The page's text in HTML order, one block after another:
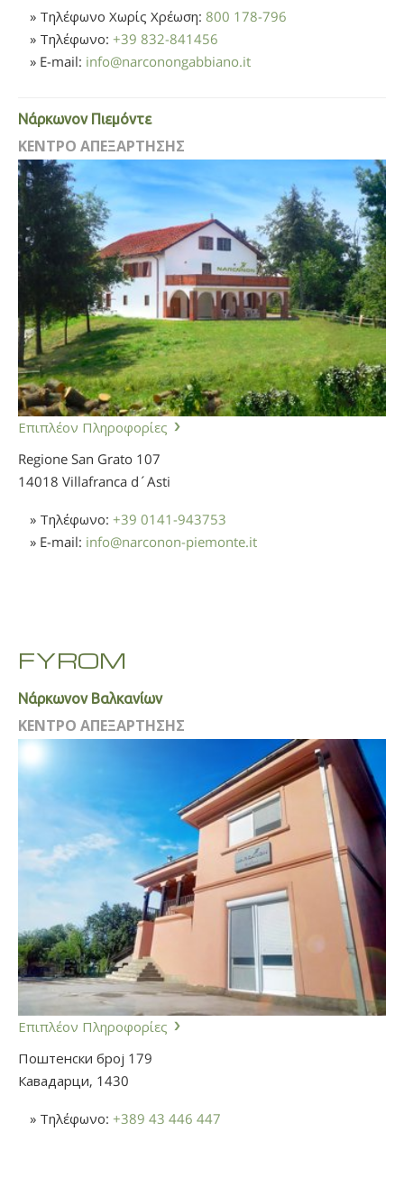
» Τηλέφωνο Χωρίς Χρέωση: 800 178-796
» Τηλέφωνο: +39 832-841456
» E-mail: info@narconongabbiano.it
Νάρκωνον Πιεμόντε
ΚΕΝΤΡΟ ΑΠΕΞΑΡΤΗΣΗΣ
Επιπλέον Πληροφορίες
Regione San Grato 107
14018 Villafranca d´Asti
» Τηλέφωνο: +39 0141-943753
» E-mail: info@narconon-piemonte.it
FYROM
Νάρκωνον Βαλκανίων
ΚΕΝΤΡΟ ΑΠΕΞΑΡΤΗΣΗΣ
Επιπλέον Πληροφορίες
Поштенски број 179
Кавадарци, 1430
» Τηλέφωνο: +389 43 446 447